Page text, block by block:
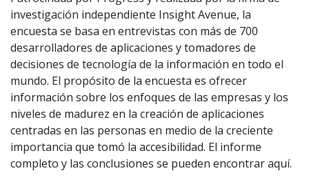
investigación independiente Insight Avenue, la
encuesta se basa en entrevistas con más de 700
desarrolladores de aplicaciones y tomadores de
decisiones de tecnología de la información en todo el
mundo. El propósito de la encuesta es ofrecer
información sobre los enfoques de las empresas y los
niveles de madurez en la creación de aplicaciones
centradas en las personas en medio de la creciente
importancia que tomó la accesibilidad. El informe
completo y las conclusiones se pueden encontrar aquí.